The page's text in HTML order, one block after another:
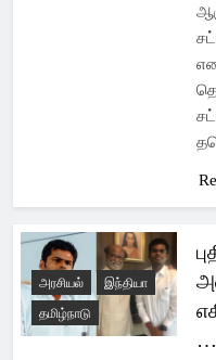
அரசியல்
இந்தியா
தமிழ்நாடு
…